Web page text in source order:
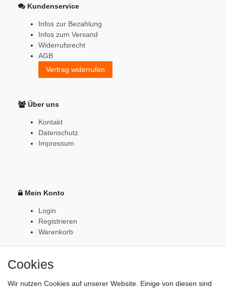
Kundenservice
Infos zur Bezahlung
Infos zum Versand
Widerrufsrecht
AGB
Vertrag widerrufen
Über uns
Kontakt
Datenschutz
Impressum
Mein Konto
Login
Registrieren
Warenkorb
Zahlung & Versand
Cookies
Wir nutzen Cookies auf unserer Website. Einige von diesen sind